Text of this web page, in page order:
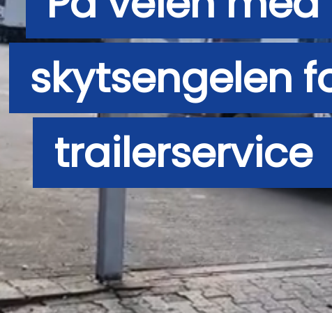
skytsengelen
trailerservice